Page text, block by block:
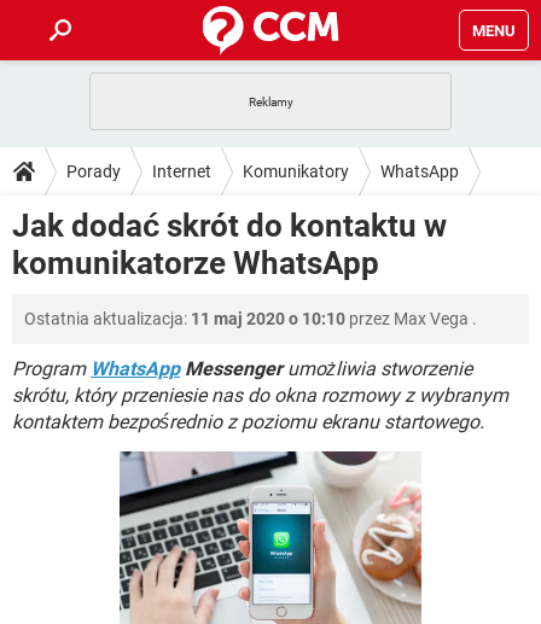
MENU
GRY WHATSAPP
SPOTIFY NETFLIX
INSTAGRAM FACEBOOK
PORADY
PlayStation
GRY WHATSAPP
NETFLIX
INSTAGRAM FACEBOOK
WINDOWS 10
DO POBRANIA
ANDROID TIKTOK
INSTAGRAM FACEBOOK
WINDOWS 10
FORUM
COVID-19 TIKTOK
GRY WHATSAPP
SPOTIFY NETFLIX
COVID-19 TIKTOK
GRY WHATSAPP
NETFLIX
FACEBOOK
Porady Internet Komunikatory WhatsApp
Jak dodać skrót do kontaktu w
komunikatorze WhatsApp
Ostatnia aktualizacja: 11 maj 2020 o 10:10 przez Max Vega .
Program WhatsAppMessengerumożliwia stworzenie
skrótu, który przeniesie nas do okna rozmowy z wybranym
kontaktem bezpośrednio z poziomu ekranu startowego.